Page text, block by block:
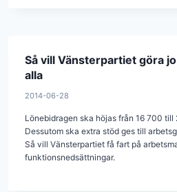
Så vill Vänsterpartiet göra
alla
2014-06-28
Lönebidragen ska höjas från 16 700
Dessutom ska extra stöd ges till
Så vill Vänsterpartiet få fart på
funktionsnedsättningar.